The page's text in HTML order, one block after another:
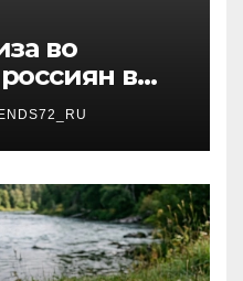
во
в
от 3 дней